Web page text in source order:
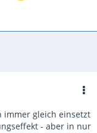
immer gleich einsetzt
- aber in nur